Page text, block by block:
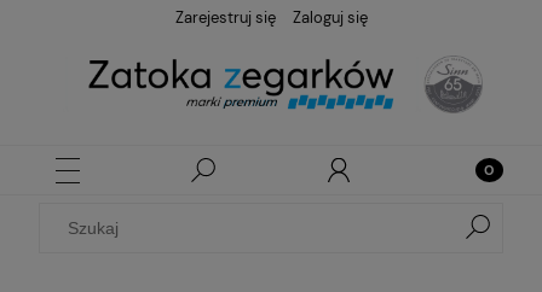
Zarejestruj się Zaloguj się